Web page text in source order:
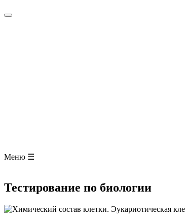
Меню ☰
Тестирование по биологии